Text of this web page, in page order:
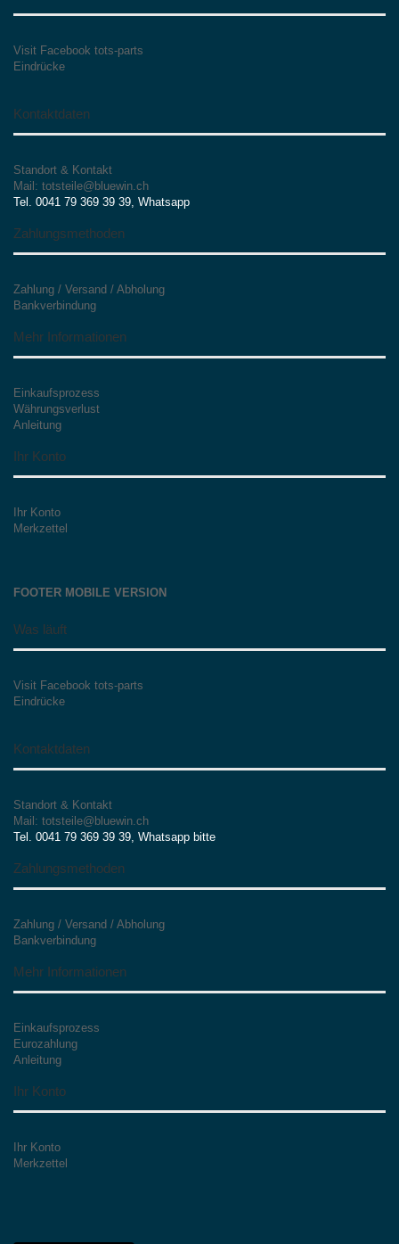
Visit Facebook tots-parts
Eindrücke
Kontaktdaten
Standort & Kontakt
Mail: totsteile@bluewin.ch
Tel. 0041 79 369 39 39, Whatsapp
Zahlungsmethoden
Zahlung / Versand / Abholung
Bankverbindung
Mehr Informationen
Einkaufsprozess
Währungsverlust
Anleitung
Ihr Konto
Ihr Konto
Merkzettel
FOOTER MOBILE VERSION
Was läuft
Visit Facebook tots-parts
Eindrücke
Kontaktdaten
Standort & Kontakt
Mail: totsteile@bluewin.ch
Tel. 0041 79 369 39 39, Whatsapp bitte
Zahlungsmethoden
Zahlung / Versand / Abholung
Bankverbindung
Mehr Informationen
Einkaufsprozess
Eurozahlung
Anleitung
Ihr Konto
Ihr Konto
Merkzettel